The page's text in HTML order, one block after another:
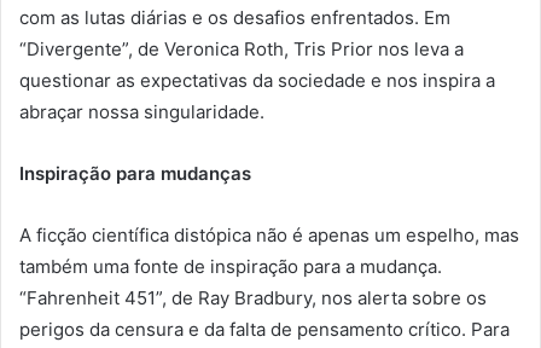
com as lutas diárias e os desafios enfrentados. Em
“Divergente”, de Veronica Roth, Tris Prior nos leva a
questionar as expectativas da sociedade e nos inspira a
abraçar nossa singularidade.
Inspiração para mudanças
A ficção científica distópica não é apenas um espelho, mas
também uma fonte de inspiração para a mudança.
“Fahrenheit 451”, de Ray Bradbury, nos alerta sobre os
perigos da censura e da falta de pensamento crítico. Para